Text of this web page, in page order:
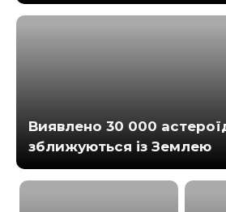
Виявлено 30 000
зближуються із Землею